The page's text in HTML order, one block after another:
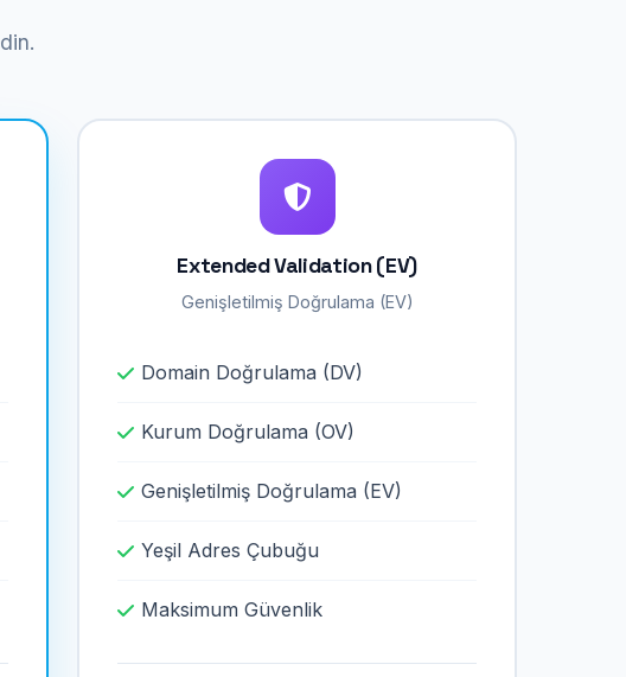
Extended Validation (EV)
Genişletilmiş Doğrulama (EV)
Domain Doğrulama (DV)
Kurum Doğrulama (OV)
Genişletilmiş Doğrulama (EV)
Yeşil Adres Çubuğu
Maksimum Güvenlik